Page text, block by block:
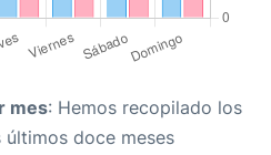
mes: Hemos recopilado los
doce meses